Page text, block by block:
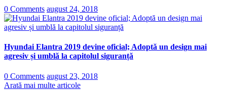
0 Comments august 24, 2018
Hyundai Elantra 2019 devine oficial; Adoptă un design mai
agresiv și umblă la capitolul siguranță
0 Comments august 23, 2018
Arată mai multe articole